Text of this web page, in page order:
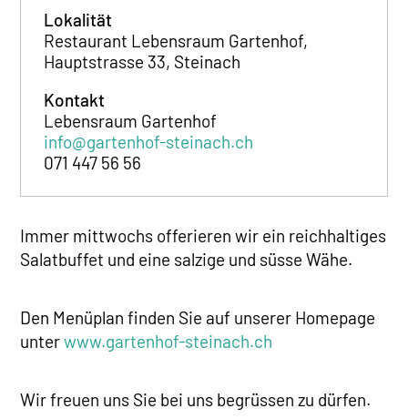
Lokalität
Restaurant Lebensraum Gartenhof,
Hauptstrasse 33, Steinach
Kontakt
Lebensraum Gartenhof
info@gartenhof-steinach.ch
071 447 56 56
Immer mittwochs offerieren wir ein reichhaltiges
Salatbuffet und eine salzige und süsse Wähe.
Den Menüplan finden Sie auf unserer Homepage
unterwww.gartenhof-steinach.ch
Wir freuen uns Sie bei uns begrüssen zu dürfen.